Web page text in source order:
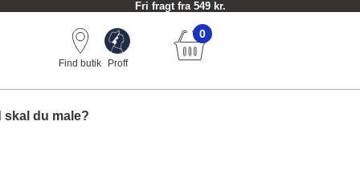
Fri fragt fra 549 kr.
Find butik Proff
0
skal du male?